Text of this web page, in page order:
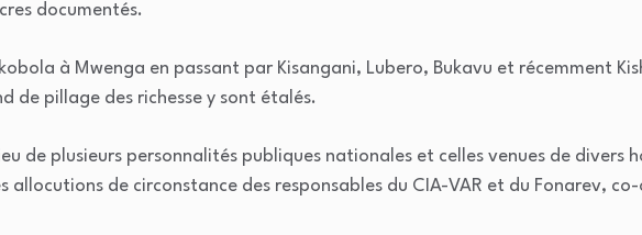
documentés.
à Mwenga en passant par Kisangani, Lubero, Bukavu et récemment
de pillage des richesse y sont étalés.
de plusieurs personnalités publiques nationales et celles venues de divers
allocutions de circonstance des responsables du CIA-VAR et du Fonarev,